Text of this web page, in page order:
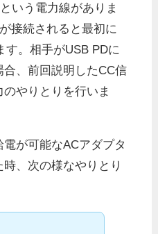
いう電力線がありま
接続されると最初に
す。相手がUSB PDに
、前回説明したCC信
やりとりを行いま
が可能なACアダプタ
、次の様なやりとり